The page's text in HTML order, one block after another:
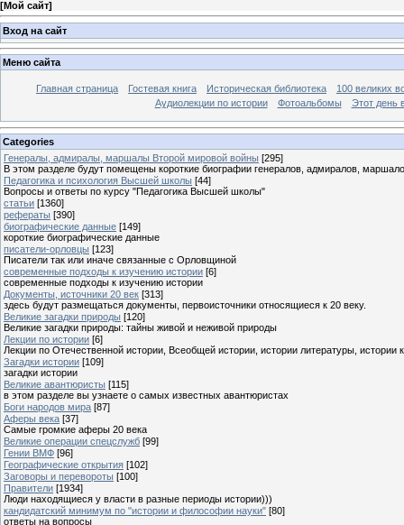
[Мой сайт]
Вход на сайт
Меню сайта
Главная страница Гостевая книга Историческая библиотека
100 великих
Аудиолекции по истории
Фотоальбомы Этот день
Categories
Генералы, адмиралы, маршалы Второй мировой войны [295]
В этом разделе будут помещены короткие биографии генералов, адмиралов,
Педагогика и психология Высшей школы [44]
Вопросы и ответы по курсу "Педагогика Высшей школы"
статьи [1360]
рефераты [390]
биографические данные [149]
короткие биографические данные
писатели-орловцы [123]
Писатели так или иначе связанные с Орловщиной
современные подходы к изучению истории [6]
современные подходы к изучению истории
Документы, источники 20 век [313]
здесь будут размещаться документы, первоисточники относящиеся к 20 веку.
Великие загадки природы [120]
Великие загадки природы: тайны живой и неживой природы
Лекции по истории [6]
Лекции по Отечественной истории, Всеобщей истории, истории литературы, истории
Загадки истории [109]
загадки истории
Великие авантюристы [115]
в этом разделе вы узнаете о самых известных авантюристах
Боги народов мира [87]
Аферы века [37]
Самые громкие аферы 20 века
Великие операции спецслужб [99]
Гении ВМФ [96]
Географические открытия [102]
Заговоры и перевороты [100]
Правители [1934]
Люди находящиеся у власти в разные периоды истории)))
кандидатский минимум по "истории и философии науки" [80]
ответы на вопросы